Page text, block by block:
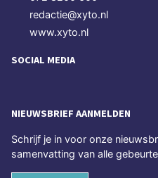
redactie@xyto.nl
www.xyto.nl
SOCIAL MEDIA
NIEUWSBRIEF AANMELDEN
Schrijf je in voor onze
samenvatting van alle